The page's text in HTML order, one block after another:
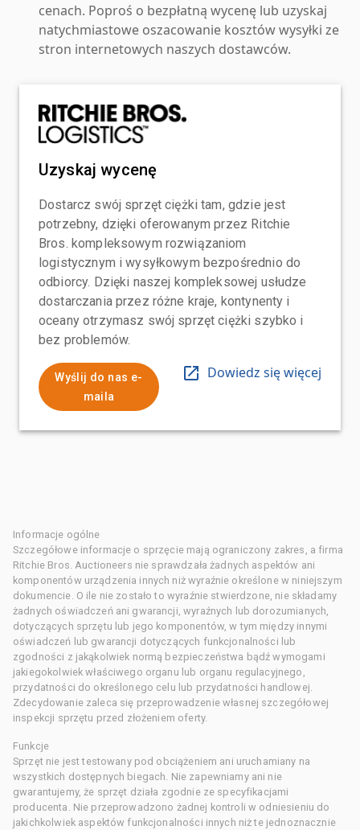
cenach. Poproś o bezpłatną wycenę lub uzyskaj
natychmiastowe oszacowanie kosztów wysyłki ze
stron internetowych naszych dostawców.
Uzyskaj wycenę
Dostarcz swój sprzęt ciężki tam, gdzie jest
potrzebny, dzięki oferowanym przez Ritchie
Bros. kompleksowym rozwiązaniom
logistycznym i wysyłkowym bezpośrednio do
odbiorcy. Dzięki naszej kompleksowej usłudze
dostarczania przez różne kraje, kontynenty i
oceany otrzymasz swój sprzęt ciężki szybko i
bez problemów.
Wyślij do nas e-
maila
Dowiedz się więcej
Informacje ogólne
Szczegółowe informacje o sprzęcie mają ograniczony zakres, a firma
Ritchie Bros. Auctioneers nie sprawdzała żadnych aspektów ani
komponentów urządzenia innych niż wyraźnie określone w niniejszym
dokumencie. O ile nie zostało to wyraźnie stwierdzone, nie składamy
żadnych oświadczeń ani gwarancji, wyraźnych lub dorozumianych,
dotyczących sprzętu lub jego komponentów, w tym między innymi
oświadczeń lub gwarancji dotyczących funkcjonalności lub
zgodności z jakąkolwiek normą bezpieczeństwa bądź wymogami
jakiegokolwiek właściwego organu lub organu regulacyjnego,
przydatności do określonego celu lub przydatności handlowej.
Zdecydowanie zaleca się przeprowadzenie własnej szczegółowej
inspekcji sprzętu przed złożeniem oferty.
Funkcje
Sprzęt nie jest testowany pod obciążeniem ani uruchamiany na
wszystkich dostępnych biegach. Nie zapewniamy ani nie
gwarantujemy, że sprzęt działa zgodnie ze specyfikacjami
producenta. Nie przeprowadzono żadnej kontroli w odniesieniu do
jakichkolwiek aspektów funkcjonalności innych niż te jednoznacznie